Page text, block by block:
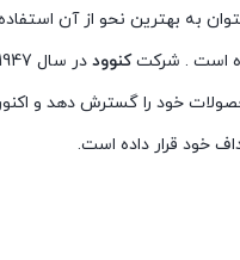
به بهترین نحو از آن
است . شرکتکنوود
خود قرار داده است.